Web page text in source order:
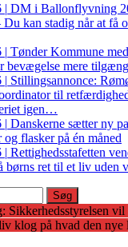
| DM i Ballonflyvning
Du kan stadig når at få
| Tønder Kommune
bevægelse mere
| Stillingsannonce:
til
igen…
| Danskerne sætter ny
flasker på én måned
| Rettighedsstafetten
børns ret til et liv uden
Sikkerhedsstyrelsen vil
klog på hvad den nye